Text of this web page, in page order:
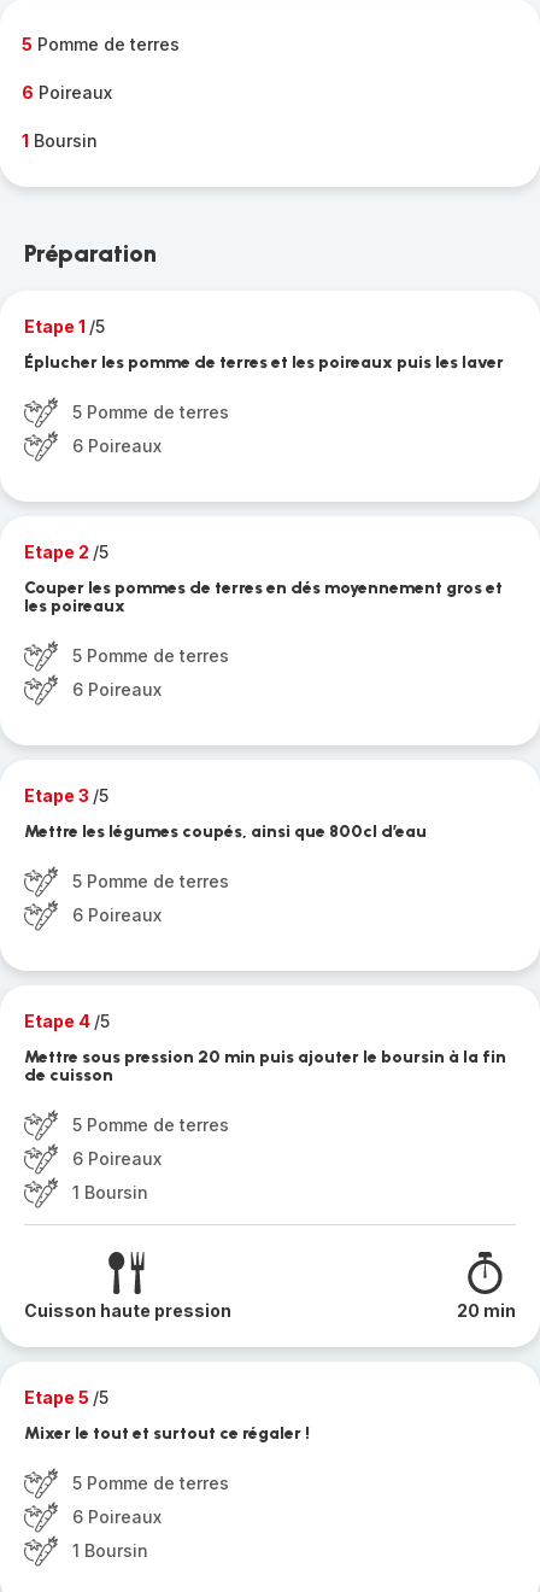
5 Pomme de terres
6 Poireaux
1 Boursin
Préparation
Etape 1 /5
Éplucher les pomme de terres et les poireaux puis les laver
5 Pomme de terres
6 Poireaux
Etape 2 /5
Couper les pommes de terres en dés moyennement gros et
les poireaux
5 Pomme de terres
6 Poireaux
Etape 3 /5
Mettre les légumes coupés, ainsi que 800cl d’eau
5 Pomme de terres
6 Poireaux
Etape 4 /5
Mettre sous pression 20 min puis ajouter le boursin à la fin
de cuisson
5 Pomme de terres
6 Poireaux
1 Boursin
Cuisson haute pression 20 min
Etape 5 /5
Mixer le tout et surtout ce régaler !
5 Pomme de terres
6 Poireaux
1 Boursin